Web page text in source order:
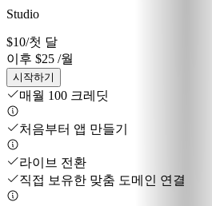
Studio
$10/첫 달
이후 $25 /월
시작하기
매월 100 크레딧
처음부터 앱 만들기
라이브 전환
직접 보유한 맞춤 도메인 연결